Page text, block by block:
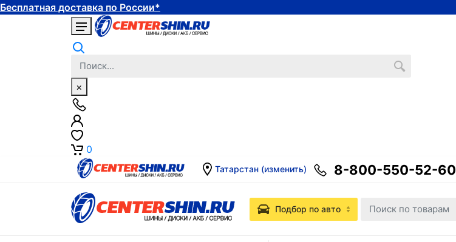
Бесплатная доставка по России*
×
0
Татарстан (изменить) 8-800-550-52-60
Подбор по авто